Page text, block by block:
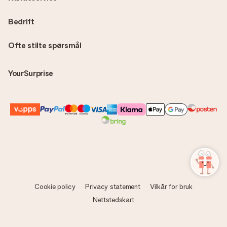
Ofte stilte spørsmål
YourSurprise
Bedrift
Cookie policy Privacy statement
Vilkår for bruk
Nettstedskart